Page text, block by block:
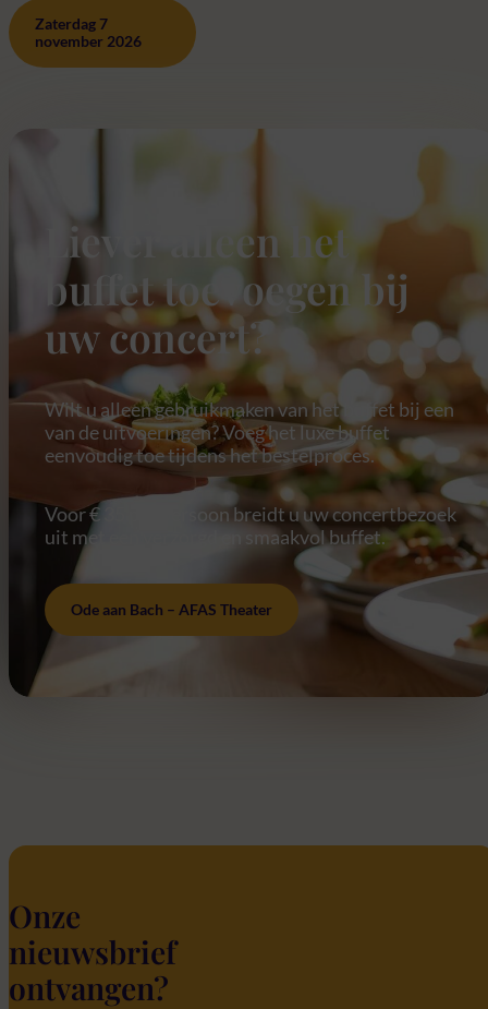
Zaterdag 7
november 2026
Liever alleen het
buffet toevoegen bij
uw concert?
Wilt u alleen gebruikmaken van het buffet bij een
van de uitvoeringen? Voeg het luxe buffet
eenvoudig toe tijdens het bestelproces.
Voor € 35 per persoon breidt u uw concertbezoek
uit met een verzorgd en smaakvol buffet.
Ode aan Bach – AFAS Theater
Onze
nieuwsbrief
ontvangen?